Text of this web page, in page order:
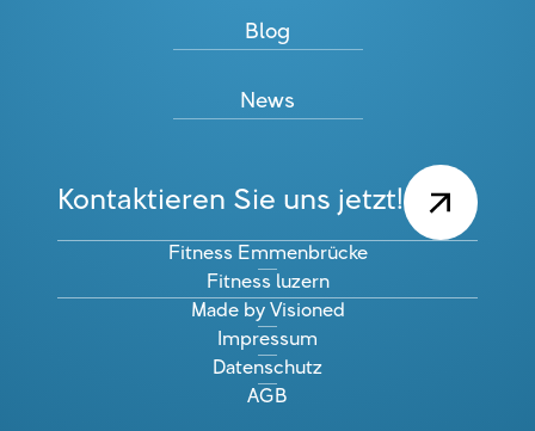
Blog
News
Kontaktieren Sie uns jetzt!
Fitness Emmenbrücke
Fitness luzern
Made by Visioned
Impressum
Datenschutz
AGB